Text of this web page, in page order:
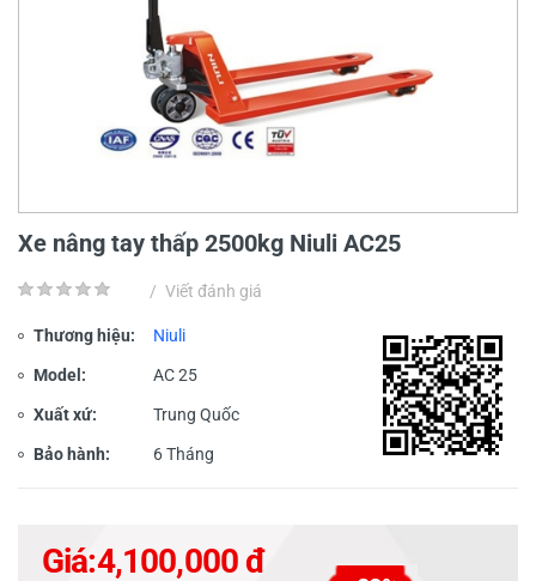
Xe nâng tay thấp 2500kg Niuli AC25
/ Viết đánh giá
Thương hiệu: Niuli
Model: AC 25
Xuất xứ: Trung Quốc
Bảo hành: 6 Tháng
Giá:4,100,000 đ